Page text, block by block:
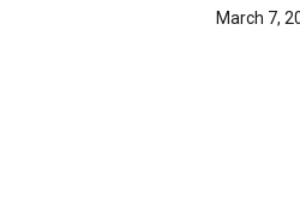
March 7,